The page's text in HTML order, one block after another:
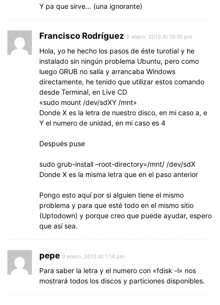
Y pa que sirve… (una ignorante)
Francisco Rodríguez 8 enero, 2013 At 10:10 pm
Hola, yo he hecho los pasos de éste turotial y he
instalado sin ningún problema Ubuntu, pero como
luego GRUB no salía y arrancaba Windows
directamente, he tenido que utilizar estos comando
desde Terminal, en Live CD
«sudo mount /dev/sdXY /mnt»
Donde X es la letra de nuestro disco, en mi caso a, e
Y el numero de unidad, en mi caso es 4
Después puse
sudo grub-install –root-directory=/mnt/ /dev/sdX
Donde X es la misma letra que en el paso anterior
Pongo esto aquí por si alguien tiene el mismo
problema y para que esté todo en el mismo sitio
(Uptodown) y porque creo que puede ayudar, espero
que así sea.
pepe 9 enero, 2013 At 1:14 pm
Para saber la letra y el numero con «fdisk -l» nos
mostrará todos los discos y particiones disponibles.